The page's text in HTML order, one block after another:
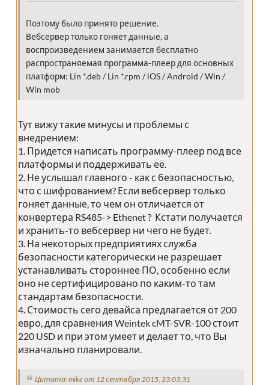
Поэтому было принято решение.
Вебсервер только гоняет данные, а
воспроизведением занимается бесплатно
распространяемая программа-плеер для основных
платформ: Lin *.deb / Lin *.rpm / iOS / Android / Win /
Win mob
Тут вижу такие минусы и проблемы с
внедрением:
1. Придется написать программу-плеер под все
платформы и поддерживать её.
2. Не услышал главного - как с безопасностью,
что с шифрованием? Если вебсервер только
гоняет данные, то чем он отличается от
конвертера RS485-> Ethenet ? Кстати получается
и хранить-то вебсервер ни чего не будет.
3. На некоторых предприятиях служба
безопасности категорически не разрешает
устанавливать стороннее ПО, особенно если
оно не сертифицировано по каким-то там
стандартам безопасности.
4. Стоимость сего девайса предлагается от 200
евро, для сравнения Weintek cMT-SVR-100 стоит
220 USD и при этом умеет и делает то, что Вы
изначально планировали.
Цитата: mike от 12 сентября 2015, 23:03:31